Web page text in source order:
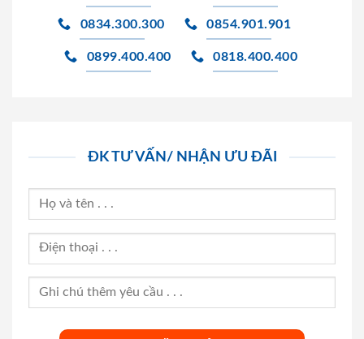
0834.300.300 0854.901.901
0899.400.400 0818.400.400
ĐK TƯ VẤN/ NHẬN ƯU ĐÃI